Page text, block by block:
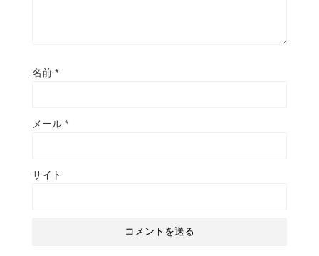
名前 *
メール *
サイト